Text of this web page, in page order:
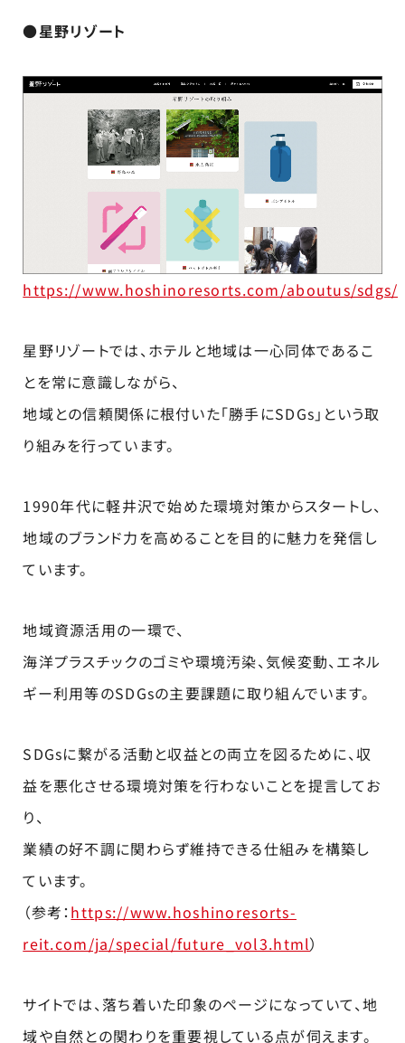
●星野リゾート
https://www.hoshinoresorts.com/aboutus/sdgs/
星野リゾートでは、ホテルと地域は一心同体であるこ
とを常に意識しながら、
地域との信頼関係に根付いた「勝手にSDGs」という取
り組みを行っています。
1990年代に軽井沢で始めた環境対策からスタートし、
地域のブランド力を高めることを目的に魅力を発信し
ています。
地域資源活用の一環で、
海洋プラスチックのゴミや環境汚染、気候変動、エネル
ギー利用等のSDGsの主要課題に取り組んでいます。
SDGsに繋がる活動と収益との両立を図るために、収
益を悪化させる環境対策を行わないことを提言してお
り、
業績の好不調に関わらず維持できる仕組みを構築し
ています。
（参考：https://www.hoshinoresorts-
reit.com/ja/special/future_vol3.html）
サイトでは、落ち着いた印象のページになっていて、地
域や自然との関わりを重要視している点が伺えます。